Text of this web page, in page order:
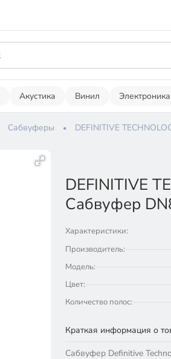
Акустика Винил Электроника
Сабвуферы DEFINITIVE
DEFINITIVE
Сабвуфер
Характеристики:
Производитель:
Модель:
Цвет:
Количество полос:
Краткая информация о
Сабвуфер Definitive